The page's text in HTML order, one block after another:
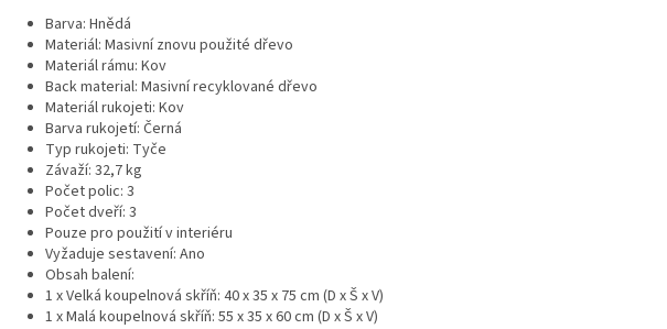
Barva: Hnědá
Materiál: Masivní znovu použité dřevo
Materiál rámu: Kov
Back material: Masivní recyklované dřevo
Materiál rukojeti: Kov
Barva rukojetí: Černá
Typ rukojeti: Tyče
Závaží: 32,7 kg
Počet polic: 3
Počet dveří: 3
Pouze pro použití v interiéru
Vyžaduje sestavení: Ano
Obsah balení:
1 x Velká koupelnová skříň: 40 x 35 x 75 cm (D x Š x V)
1 x Malá koupelnová skříň: 55 x 35 x 60 cm (D x Š x V)